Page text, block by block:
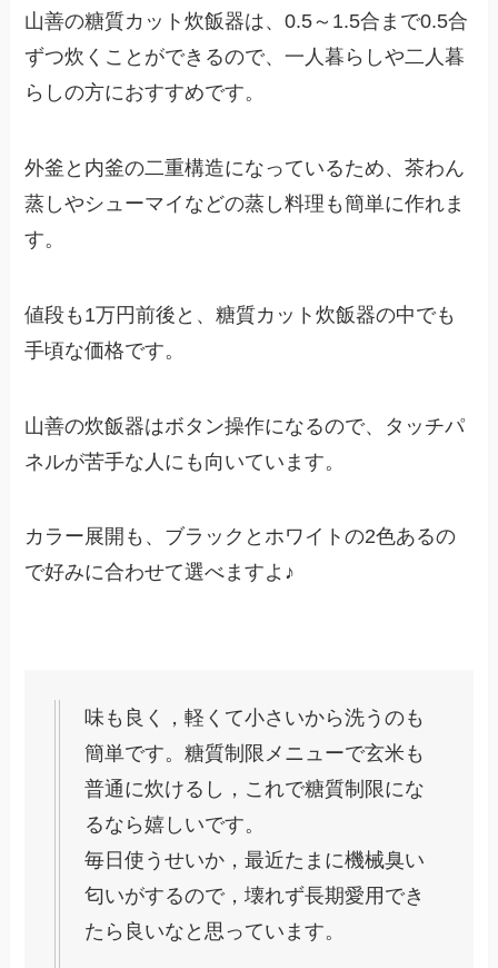
山善の糖質カット炊飯器は、0.5～1.5合まで0.5合
ずつ炊くことができるので、一人暮らしや二人暮
らしの方におすすめです。
外釜と内釜の二重構造になっているため、茶わん
蒸しやシューマイなどの蒸し料理も簡単に作れま
す。
値段も1万円前後と、糖質カット炊飯器の中でも
手頃な価格です。
山善の炊飯器はボタン操作になるので、タッチパ
ネルが苦手な人にも向いています。
カラー展開も、ブラックとホワイトの2色あるの
で好みに合わせて選べますよ♪
味も良く，軽くて小さいから洗うのも
簡単です。糖質制限メニューで玄米も
普通に炊けるし，これで糖質制限にな
るなら嬉しいです。
毎日使うせいか，最近たまに機械臭い
匂いがするので，壊れず長期愛用でき
たら良いなと思っています。